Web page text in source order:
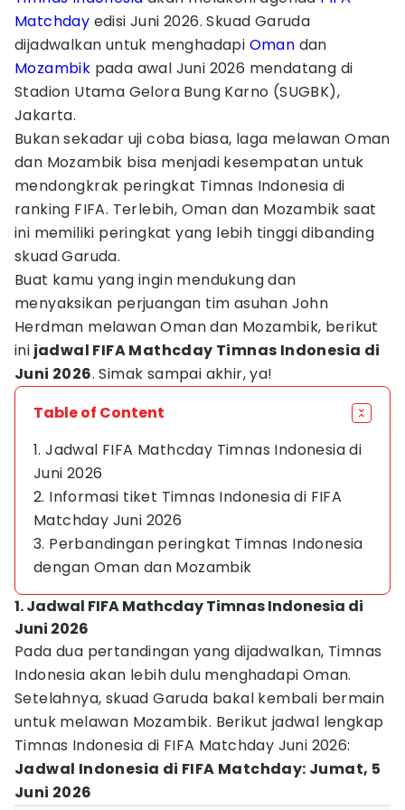
Matchday edisi Juni 2026. Skuad Garuda
dijadwalkan untuk menghadapi Oman dan
Mozambik pada awal Juni 2026 mendatang di
Stadion Utama Gelora Bung Karno (SUGBK),
Jakarta.
Bukan sekadar uji coba biasa, laga melawan Oman
dan Mozambik bisa menjadi kesempatan untuk
mendongkrak peringkat Timnas Indonesia di
ranking FIFA. Terlebih, Oman dan Mozambik saat
ini memiliki peringkat yang lebih tinggi dibanding
skuad Garuda.
Buat kamu yang ingin mendukung dan
menyaksikan perjuangan tim asuhan John
Herdman melawan Oman dan Mozambik, berikut
ini jadwal FIFA Mathcday Timnas Indonesia di
Juni 2026. Simak sampai akhir, ya!
Table of Content
1. Jadwal FIFA Mathcday Timnas Indonesia di
Juni 2026
2. Informasi tiket Timnas Indonesia di FIFA
Matchday Juni 2026
3. Perbandingan peringkat Timnas Indonesia
dengan Oman dan Mozambik
1. Jadwal FIFA Mathcday Timnas Indonesia di
Juni 2026
Pada dua pertandingan yang dijadwalkan, Timnas
Indonesia akan lebih dulu menghadapi Oman.
Setelahnya, skuad Garuda bakal kembali bermain
untuk melawan Mozambik. Berikut jadwal lengkap
Timnas Indonesia di FIFA Matchday Juni 2026:
Jadwal Indonesia di FIFA Matchday: Jumat, 5
Juni 2026